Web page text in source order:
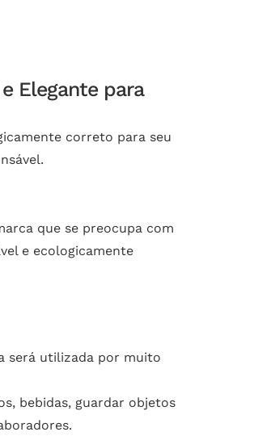
Elegante para
correto para seu
que se preocupa com
e ecologicamente
será utilizada por muito
bebidas, guardar objetos